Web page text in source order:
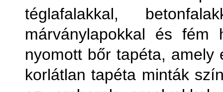
téglafalakkal,
márványlapokkal és fém
nyomott bőr tapéta, amely
korlátlan tapéta minták